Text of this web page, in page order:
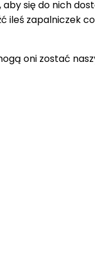
się do nich
ileś zapalniczek
oni zostać